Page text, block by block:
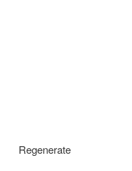
Regenerate